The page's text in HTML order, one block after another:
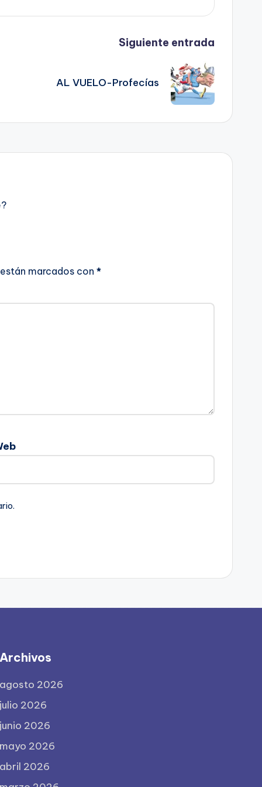
Siguiente entrada
AL VUELO-Profecías
marcados con *
Archivos
agosto 2026
julio 2026
junio 2026
mayo 2026
abril 2026